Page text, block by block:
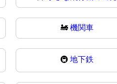
🚂 機関車
🚇 地下鉄